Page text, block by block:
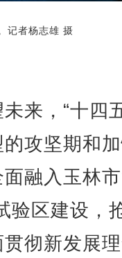
记者杨志雄 摄
，“十四
攻坚期和
融入玉林
验区建设，
彻新发展